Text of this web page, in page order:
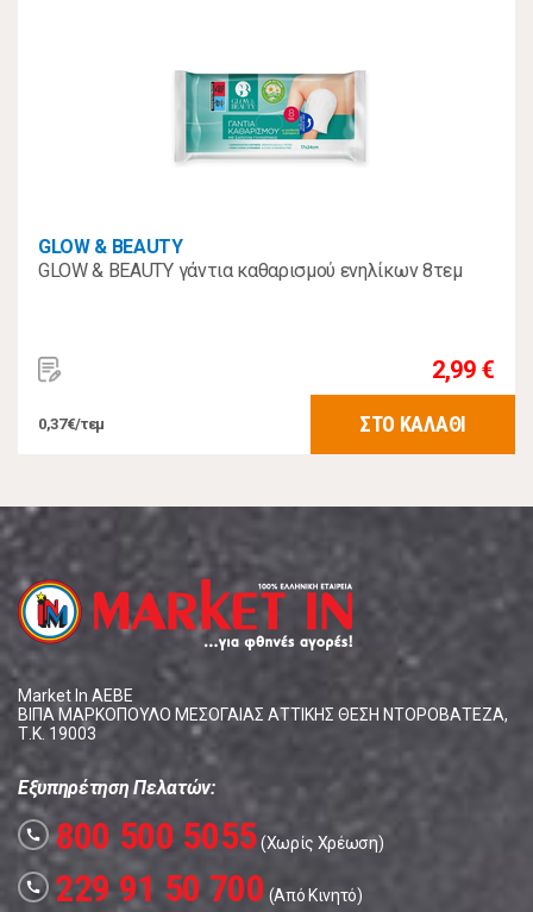
GLOW & BEAUTY
GLOW & BEAUTY γάντια καθαρισμού ενηλίκων 8τεμ
2,99 €
0,37€/τεμ ΣΤΟ ΚΑΛΑΘΙ
Market In ΑΕΒΕ
ΒΙΠΑ ΜΑΡΚΟΠΟΥΛΟ ΜΕΣΟΓΑΙΑΣ ΑΤΤΙΚΗΣ ΘΕΣΗ ΝΤΟΡΟΒΑΤΕΖΑ,
Τ.Κ. 19003
Εξυπηρέτηση Πελατών:
call 800 500 5055(Χωρίς Χρέωση)
call 229 91 50 700 (Από Κινητό)